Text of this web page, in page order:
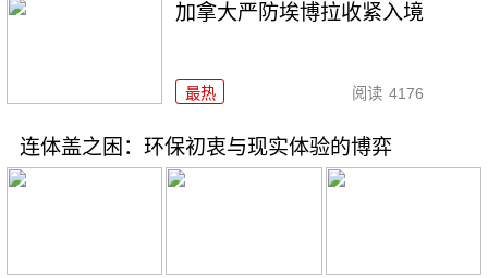
加拿大严防埃博拉收紧入境
最热 阅读 4176
连体盖之困：环保初衷与现实体验的博弈